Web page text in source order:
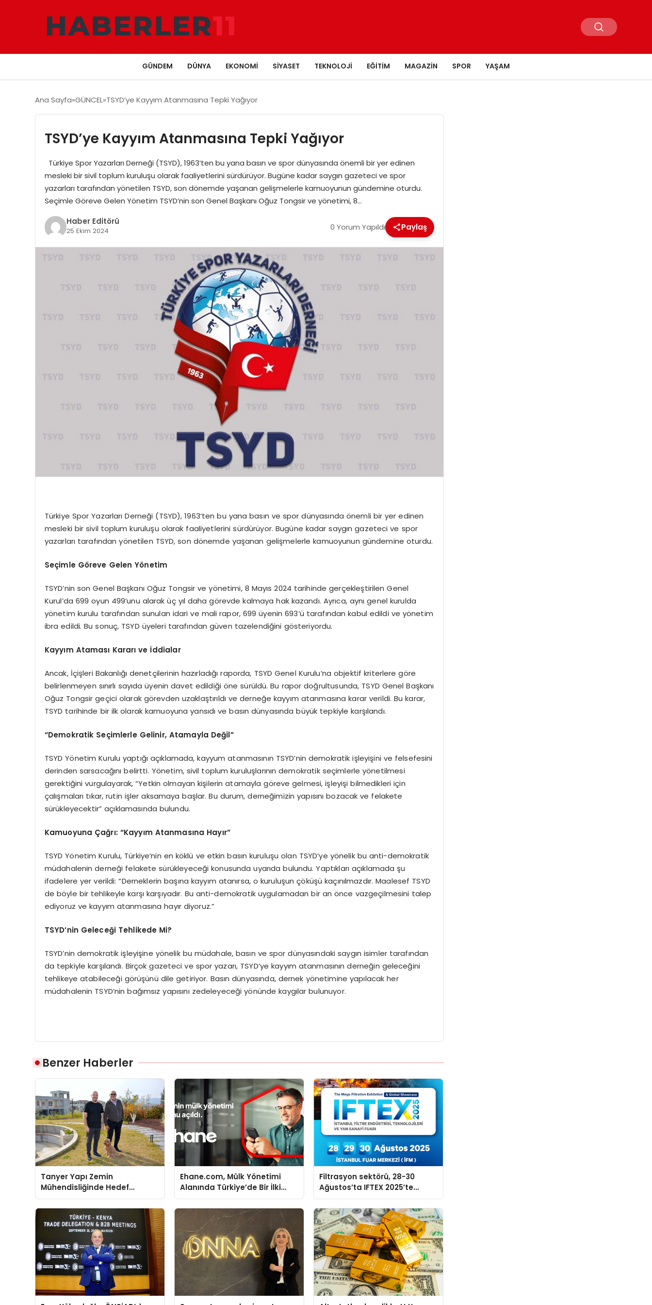
GÜNDEM DÜNYA EKONOMI SIYASET TEKNOLOJI EĞITIM MAGAZIN SPOR YAŞAM
Ana Sayfa GÜNCEL TSYD’ye Kayyım Atanmasına Tepki Yağıyor
TSYD’ye Kayyım Atanmasına Tepki Yağıyor
Türkiye Spor Yazarları Derneği (TSYD), 1963’ten bu yana basın ve spor dünyasında önemli bir yer edinen
mesleki bir sivil toplum kuruluşu olarak faaliyetlerini sürdürüyor. Bugüne kadar saygın gazeteci ve spor
yazarları tarafından yönetilen TSYD, son dönemde yaşanan gelişmelerle kamuoyunun gündemine oturdu.
Seçimle Göreve Gelen Yönetim TSYD’nin son Genel Başkanı Oğuz Tongsir ve yönetimi, 8…
Haber Editörü
25 Ekim 2024 0 Yorum Yapıldı Paylaş
Türkiye Spor Yazarları Derneği (TSYD), 1963’ten bu yana basın ve spor dünyasında önemli bir yer edinen
mesleki bir sivil toplum kuruluşu olarak faaliyetlerini sürdürüyor. Bugüne kadar saygın gazeteci ve spor
yazarları tarafından yönetilen TSYD, son dönemde yaşanan gelişmelerle kamuoyunun gündemine oturdu.
Seçimle Göreve Gelen Yönetim
TSYD’nin son Genel Başkanı Oğuz Tongsir ve yönetimi, 8 Mayıs 2024 tarihinde gerçekleştirilen Genel
Kurul’da 699 oyun 499’unu alarak üç yıl daha görevde kalmaya hak kazandı. Ayrıca, aynı genel kurulda
yönetim kurulu tarafından sunulan idari ve mali rapor, 699 üyenin 693’ü tarafından kabul edildi ve yönetim
ibra edildi. Bu sonuç, TSYD üyeleri tarafından güven tazelendiğini gösteriyordu.
Kayyım Ataması Kararı ve İddialar
Ancak, İçişleri Bakanlığı denetçilerinin hazırladığı raporda, TSYD Genel Kurulu’na objektif kriterlere göre
belirlenmeyen sınırlı sayıda üyenin davet edildiği öne sürüldü. Bu rapor doğrultusunda, TSYD Genel Başkanı
Oğuz Tongsir geçici olarak görevden uzaklaştırıldı ve derneğe kayyım atanmasına karar verildi. Bu karar,
TSYD tarihinde bir ilk olarak kamuoyuna yansıdı ve basın dünyasında büyük tepkiyle karşılandı.
“Demokratik Seçimlerle Gelinir, Atamayla Değil”
TSYD Yönetim Kurulu yaptığı açıklamada, kayyum atanmasının TSYD’nin demokratik işleyişini ve felsefesini
derinden sarsacağını belirtti. Yönetim, sivil toplum kuruluşlarının demokratik seçimlerle yönetilmesi
gerektiğini vurgulayarak, “Yetkin olmayan kişilerin atamayla göreve gelmesi, işleyişi bilmedikleri için
çalışmaları tıkar, rutin işler aksamaya başlar. Bu durum, derneğimizin yapısını bozacak ve felakete
sürükleyecektir” açıklamasında bulundu.
Kamuoyuna Çağrı: “Kayyım Atanmasına Hayır”
TSYD Yönetim Kurulu, Türkiye’nin en köklü ve etkin basın kuruluşu olan TSYD’ye yönelik bu anti-demokratik
müdahalenin derneği felakete sürükleyeceği konusunda uyarıda bulundu. Yaptıkları açıklamada şu
ifadelere yer verildi: “Derneklerin başına kayyım atanırsa, o kuruluşun çöküşü kaçınılmazdır. Maalesef TSYD
de böyle bir tehlikeyle karşı karşıyadır. Bu anti-demokratik uygulamadan bir an önce vazgeçilmesini talep
ediyoruz ve kayyım atanmasına hayır diyoruz.”
TSYD’nin Geleceği Tehlikede Mi?
TSYD’nin demokratik işleyişine yönelik bu müdahale, basın ve spor dünyasındaki saygın isimler tarafından
da tepkiyle karşılandı. Birçok gazeteci ve spor yazarı, TSYD’ye kayyım atanmasının derneğin geleceğini
tehlikeye atabileceği görüşünü dile getiriyor. Basın dünyasında, dernek yönetimine yapılacak her
müdahalenin TSYD’nin bağımsız yapısını zedeleyeceği yönünde kaygılar bulunuyor.
Benzer Haberler
Tanyer Yapı Zemin
Mühendisliğinde Hedef
Büyüttü
Ehane.com, Mülk Yönetimi
Alanında Türkiye’de Bir İlki
Gerçekleştirmek İçin Yayında
Filtrasyon sektörü, 28-30
Ağustos’ta IFTEX 2025’te
buluşacak